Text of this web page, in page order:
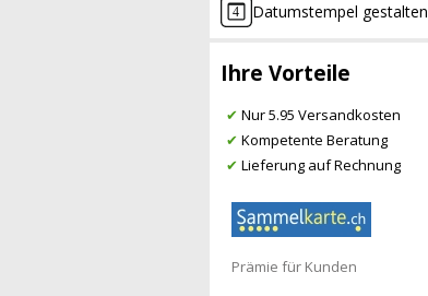
Datumstempel gestalten
Ihre Vorteile
✔ Nur 5.95 Versandkosten
✔ Kompetente Beratung
✔ Lieferung auf Rechnung
Prämie für Kunden